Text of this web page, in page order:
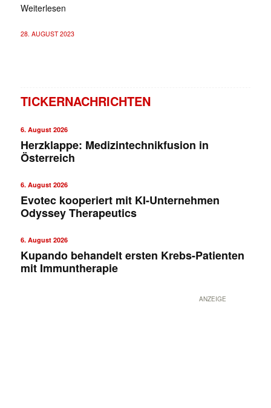
Weiterlesen
28. AUGUST 2023
TICKERNACHRICHTEN
6. August 2026
Herzklappe: Medizintechnikfusion in
Österreich
6. August 2026
Evotec kooperiert mit KI-Unternehmen
Odyssey Therapeutics
6. August 2026
Kupando behandelt ersten Krebs-Patienten
mit Immuntherapie
ANZEIGE